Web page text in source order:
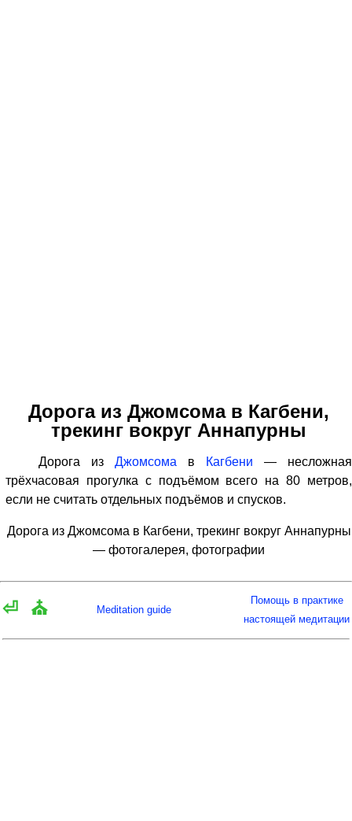
Дорога из Джомсома в Кагбени,
трекинг вокруг Аннапурны
Дорога из Джомсома в Кагбени — несложная
трёхчасовая прогулка с подъёмом всего на 80 метров,
если не считать отдельных подъёмов и спусков.
Дорога из Джомсома в Кагбени, трекинг вокруг Аннапурны
— фотогалерея, фотографии
⏎ ⛪ Meditation guide
Помощь в практике
настоящей медитации